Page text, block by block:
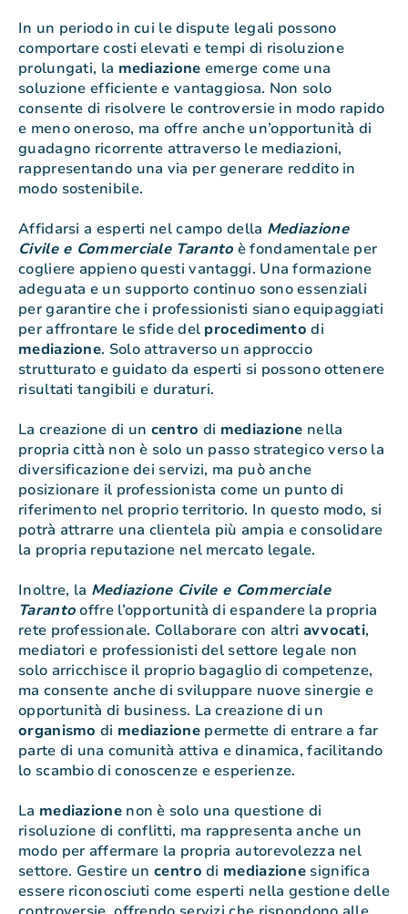
In un periodo in cui le dispute legali possono
comportare costi elevati e tempi di risoluzione
prolungati, la mediazione emerge come una
soluzione efficiente e vantaggiosa. Non solo
consente di risolvere le controversie in modo rapido
e meno oneroso, ma offre anche un’opportunità di
guadagno ricorrente attraverso le mediazioni,
rappresentando una via per generare reddito in
modo sostenibile.
Affidarsi a esperti nel campo della Mediazione
Civile e Commerciale Taranto è fondamentale per
cogliere appieno questi vantaggi. Una formazione
adeguata e un supporto continuo sono essenziali
per garantire che i professionisti siano equipaggiati
per affrontare le sfide del procedimento di
mediazione. Solo attraverso un approccio
strutturato e guidato da esperti si possono ottenere
risultati tangibili e duraturi.
La creazione di un centro di mediazione nella
propria città non è solo un passo strategico verso la
diversificazione dei servizi, ma può anche
posizionare il professionista come un punto di
riferimento nel proprio territorio. In questo modo, si
potrà attrarre una clientela più ampia e consolidare
la propria reputazione nel mercato legale.
Inoltre, la Mediazione Civile e Commerciale
Tarantooffre l’opportunità di espandere la propria
rete professionale. Collaborare con altri avvocati,
mediatori e professionisti del settore legale non
solo arricchisce il proprio bagaglio di competenze,
ma consente anche di sviluppare nuove sinergie e
opportunità di business. La creazione di un
organismo di mediazionepermette di entrare a far
parte di una comunità attiva e dinamica, facilitando
lo scambio di conoscenze e esperienze.
La mediazionenon è solo una questione di
risoluzione di conflitti, ma rappresenta anche un
modo per affermare la propria autorevolezza nel
settore. Gestire uncentro di mediazione significa
essere riconosciuti come esperti nella gestione delle